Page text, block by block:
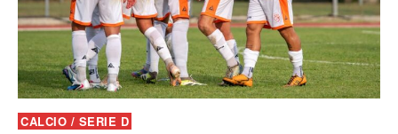
CALCIO / SERIE D